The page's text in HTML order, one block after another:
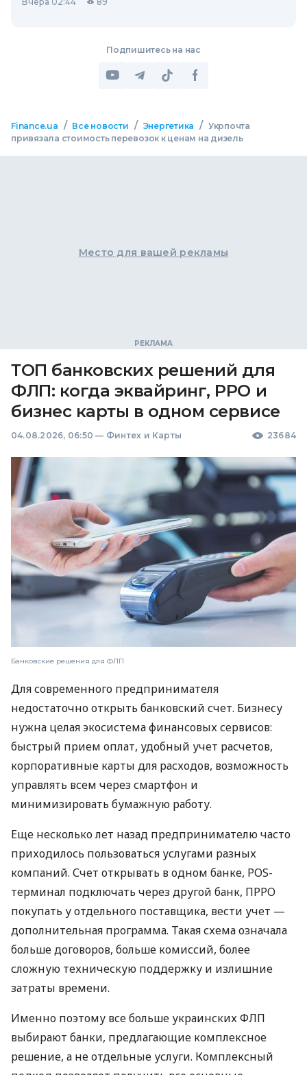
Подпишитесь на нас
Finance.ua / Все новости / Энергетика / Укрпочта
привязала стоимость перевозок к ценам на дизель
Место для вашей рекламы
ТОП банковских решений для
ФЛП: когда эквайринг, РРО и
бизнес карты в одном сервисе
04.08.2026, 06:50 — Финтех и Карты 23684
Банковские решения для ФЛП
Для современного предпринимателя
недостаточно открыть банковский счет. Бизнесу
нужна целая экосистема финансовых сервисов:
быстрый прием оплат, удобный учет расчетов,
корпоративные карты для расходов, возможность
управлять всем через смартфон и
минимизировать бумажную работу.
Еще несколько лет назад предпринимателю часто
приходилось пользоваться услугами разных
компаний. Счет открывать в одном банке, POS-
терминал подключать через другой банк, ПРРО
покупать у отдельного поставщика, вести учет —
дополнительная программа. Такая схема означала
больше договоров, больше комиссий, более
сложную техническую поддержку и излишние
затраты времени.
Именно поэтому все больше украинских ФЛП
выбирают банки, предлагающие комплексное
решение, а не отдельные услуги. Комплексный